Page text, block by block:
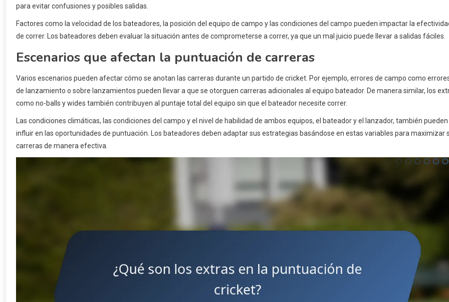
para evitar confusiones y posibles salidas.
Factores como la velocidad de los bateadores, la posición del equipo de campo y las condiciones del campo pueden impactar la
de correr. Los bateadores deben evaluar la situación antes de comprometerse a correr, ya que un mal juicio puede llevar a salidas fáciles.
Escenarios que afectan la puntuación de carreras
Varios escenarios pueden afectar cómo se anotan las carreras durante un partido de cricket. Por ejemplo, errores de campo como
de lanzamiento o sobre lanzamientos pueden llevar a que se otorguen carreras adicionales al equipo bateador. De manera similar, los
como no-balls y wides también contribuyen al puntaje total del equipo sin que el bateador necesite correr.
Las condiciones climáticas, las condiciones del campo y el nivel de habilidad de ambos equipos, el bateador y el lanzador, también pueden
influir en las oportunidades de puntuación. Los bateadores deben adaptar sus estrategias basándose en estas variables para maximizar
carreras de manera efectiva.